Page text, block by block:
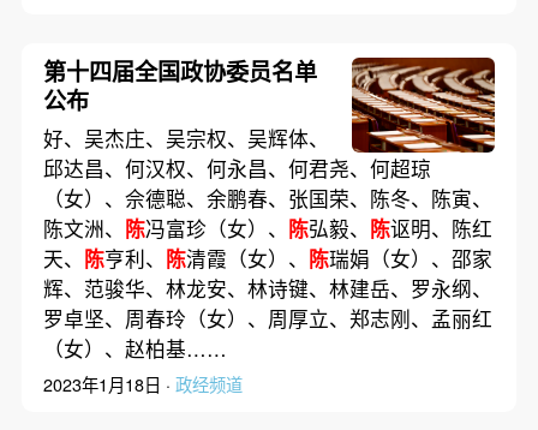
第十四届全国政协委员名单
公布
好、吴杰庄、吴宗权、吴辉体、
邱达昌、何汉权、何永昌、何君尧、何超琼
（女）、佘德聪、余鹏春、张国荣、陈冬、陈寅、
陈文洲、 陈冯富珍（女）、 陈弘毅、 陈讴明、陈红
天、 陈亨利、 陈清霞（女）、 陈瑞娟（女）、邵家
辉、范骏华、林龙安、林诗键、林建岳、罗永纲、
罗卓坚、周春玲（女）、周厚立、郑志刚、孟丽红
（女）、赵柏基……
2023年1月18日 · 政经频道